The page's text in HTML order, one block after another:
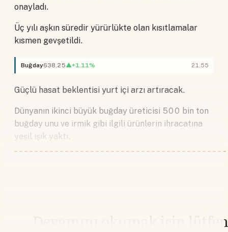
onayladı.
Üç yılı aşkın süredir yürürlükte olan kısıtlamalar
kısmen gevşetildi.
Buğday638,25▲+1.11% 21.55
Güçlü hasat beklentisi yurt içi arzı artıracak.
Dünyanın ikinci büyük buğday üreticisi 500 bin ton
buğday unu ve irmik gibi ilgili ürünlerin ihracatına
yeşil ışık yaktı.
Devamını okumak için lütfen